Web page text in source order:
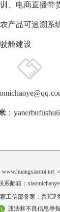
、电商直播带
产品可追溯系
舱建设
：
邮箱：
工信部备案：晋ICP
违法和不良信息举报